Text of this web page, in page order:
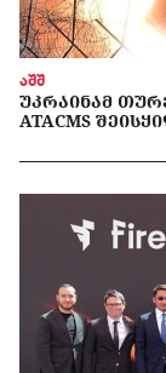
აშშ
ᲣᲙᲠᲐᲘᲜᲐᲛ
ATACMS